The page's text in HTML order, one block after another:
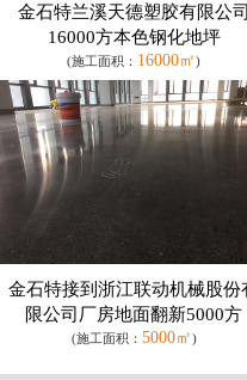
金石特兰溪天德塑胶有限公司
16000方本色钢化地坪
(施工面积： 16000㎡)
金石特接到浙江联动机械股份
限公司厂房地面翻新5000方
(施工面积： 5000㎡)